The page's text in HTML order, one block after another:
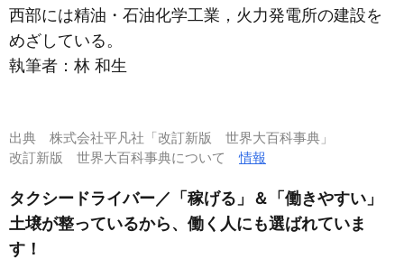
西部には精油・石油化学工業，火力発電所の建設を
めざしている。
執筆者： 林 和生
出典 株式会社平凡社「改訂新版 世界大百科事典」
改訂新版 世界大百科事典について情報
タクシードライバー／「稼げる」＆「働きやすい」
土壌が整っているから、働く人にも選ばれていま
す！